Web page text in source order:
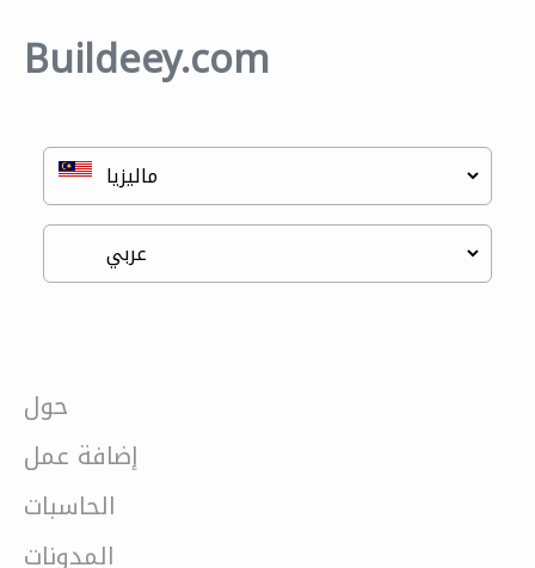
Buildeey.com
حول
إضافة عمل
الحاسبات
المدونات